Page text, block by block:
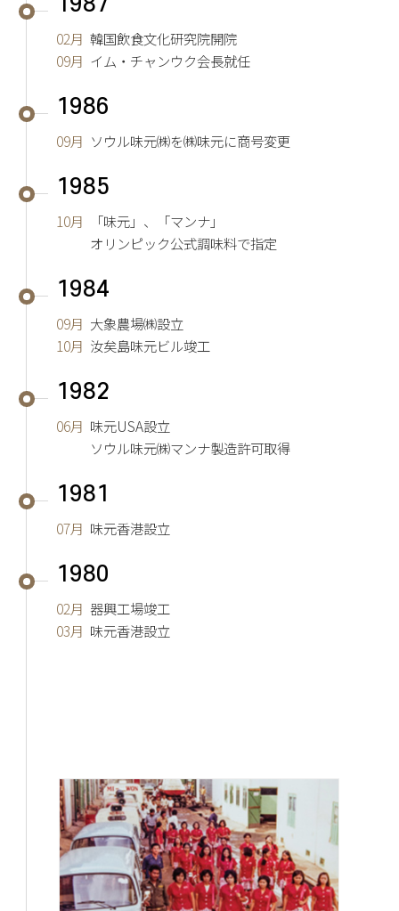
1987
02月 韓国飲食文化研究院開院
09月 イム・チャンウク会長就任
1986
09月 ソウル味元㈱を㈱味元に商号変更
1985
10月
「味元」、「マンナ」
オリンピック公式調味料で指定
1984
09月 大象農場㈱設立
10月 汝矣島味元ビル竣工
1982
06月 味元USA設立
ソウル味元㈱マンナ製造許可取得
1981
07月 味元香港設立
1980
02月 器興工場竣工
03月 味元香港設立